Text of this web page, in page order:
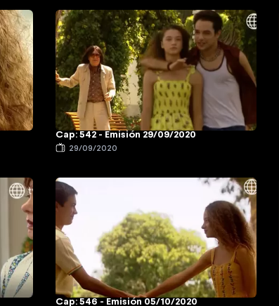
Cap: 542 - Emisión 29/09/2020
29/09/2020
Cap: 546 - Emisión 05/10/2020